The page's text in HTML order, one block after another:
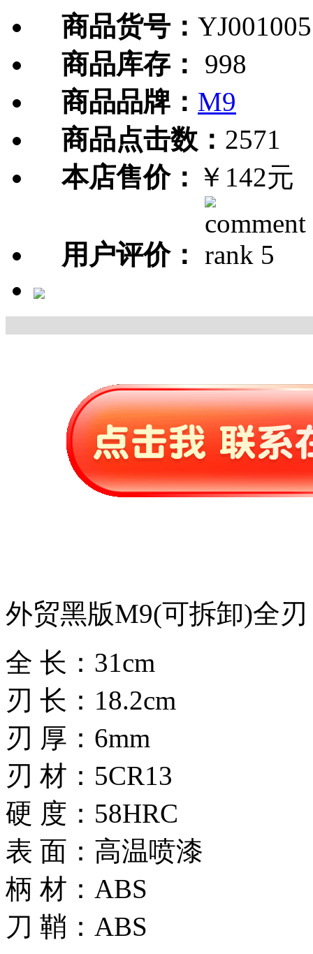
商品货号： YJ001005
商品库存：
998
商品品牌： M9
商品点击数： 2571
本店售价： ￥142元
用户评价：
外贸黑版M9(可拆卸)全刃
全 长：31cm
刃 长：18.2cm
刃 厚：6mm
刃 材：5CR13
硬 度：58HRC
表 面：高温喷漆
柄 材：ABS
刀 鞘：ABS